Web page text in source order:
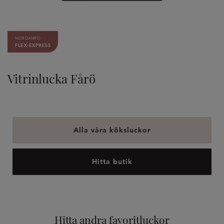
Vitrinlucka Fårö
NORDANRO
FLEX-EXPRESS
Alla våra köksluckor
Hitta butik
Hitta andra favoritluckor